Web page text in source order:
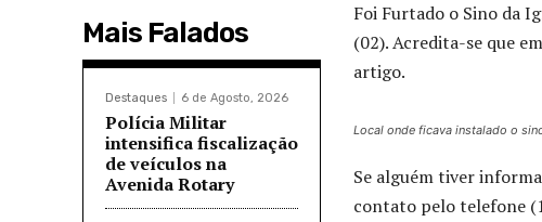
Mais Falados
Destaques 6 de Agosto, 2026
Polícia Militar
intensifica fiscalização
de veículos na
Avenida Rotary
Foi Furtado o Sino da
(02). Acredita-se que
artigo.
Local onde ficava instalado o
Se alguém tiver
contato pelo telefone